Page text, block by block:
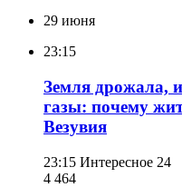
29 июня
23:15
Земля дрожала,
газы: почему
Везувия
23:15 Интересное 24
4 464